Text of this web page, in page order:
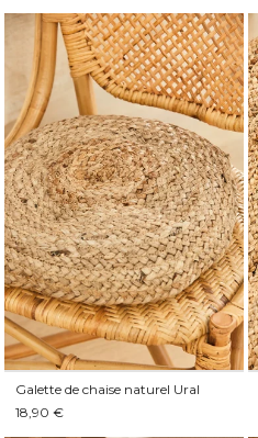
Galette de chaise naturel Ural
18,90 €